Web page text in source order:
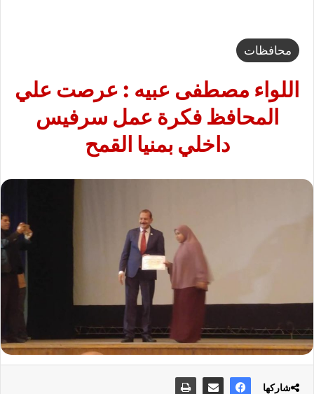
محافظات
اللواء مصطفى عبيه : عرصت علي
المحافظ فكرة عمل سرفيس
داخلي بمنيا القمح
شاركها